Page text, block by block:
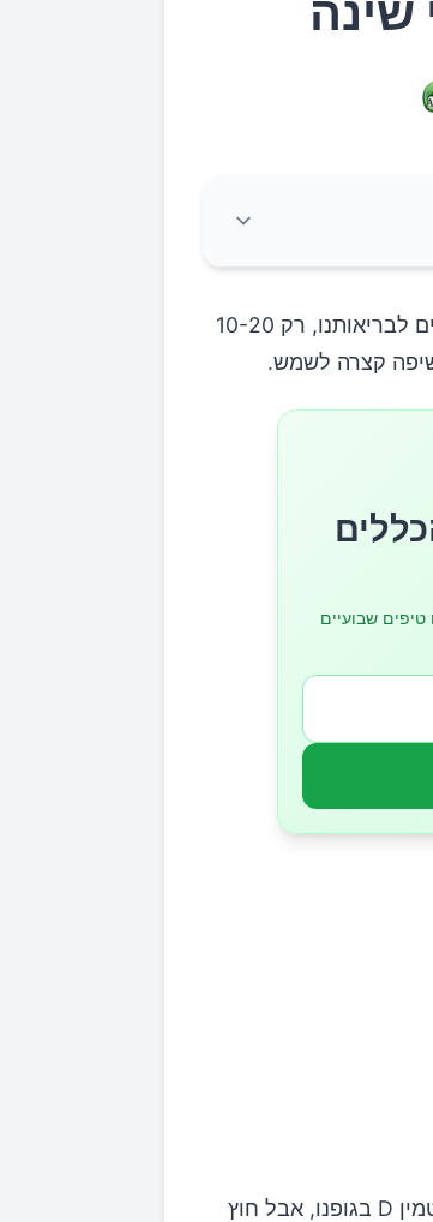
שינה
לפעולה אחת קצרה של חשיפה מתונה לשמש יש יתרונות רבים לבריאותנו, רק 10-20
קצרה לשמש.
חינם: מדריך 30 הכללים
טיפים שבועיים
כולנו יודעים כבר שחשיפה קצרה לשמש מעודדת את ייצור ויטמין D בגופנו, אבל חוץ